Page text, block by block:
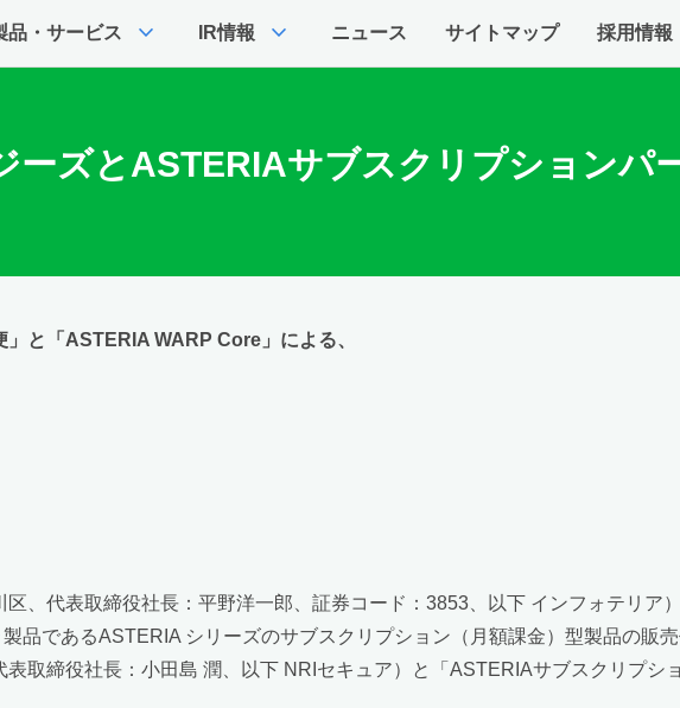
品・サービス expand_more IR情報 expand_more ニュース サイトマップ 採用情報
ーズとASTERIAサブスクリプションパ
と「ASTERIA WARP Core」による、
、代表取締役社長：平野洋一郎、証券コード：3853、以下 インフォテリア
製品であるASTERIA シリーズのサブスクリプション（月額課金）型製品の販
取締役社長：小田島 潤、以下 NRIセキュア）と「ASTERIAサブスクリプシ